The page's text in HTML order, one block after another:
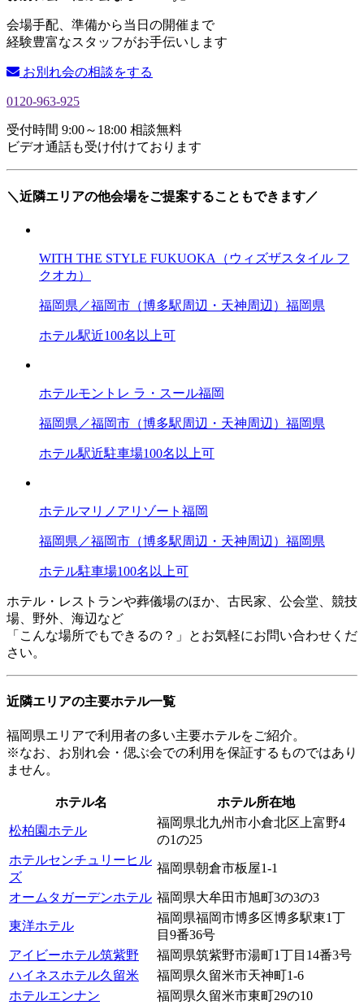
会場手配、準備から当日の開催まで
経験豊富なスタッフがお手伝いします
お別れ会の相談をする
0120-963-925
受付時間 9:00～18:00 相談無料
ビデオ通話も受け付けております
＼近隣エリアの他会場をご提案することもできます／
WITH THE STYLE FUKUOKA（ウィズザスタイル フ
クオカ）
福岡県／福岡市（博多駅周辺・天神周辺） 福岡県
ホテル駅近100名以上可
ホテルモントレ ラ・スール福岡
福岡県／福岡市（博多駅周辺・天神周辺） 福岡県
ホテル駅近駐車場100名以上可
ホテルマリノアリゾート福岡
福岡県／福岡市（博多駅周辺・天神周辺） 福岡県
ホテル駐車場100名以上可
ホテル・レストランや葬儀場のほか、古民家、公会堂、競技
場、野外、海辺など
「こんな場所でもできるの？」とお気軽にお問い合わせくだ
さい。
近隣エリアの主要ホテル一覧
福岡県エリアで利用者の多い主要ホテルをご紹介。
※なお、お別れ会・偲ぶ会での利用を保証するものではあり
ません。
ホテル名 ホテル所在地
松柏園ホテル
福岡県北九州市小倉北区上富野4
の1の25
ホテルセンチュリーヒル
ズ
福岡県朝倉市板屋1-1
オームタガーデンホテル 福岡県大牟田市旭町3の3の3
東洋ホテル
福岡県福岡市博多区博多駅東1丁
目9番36号
アイビーホテル筑紫野
福岡県筑紫野市湯町1丁目14番3号
ハイネスホテル久留米
福岡県久留米市天神町1-6
ホテルエンナン
福岡県久留米市東町29の10